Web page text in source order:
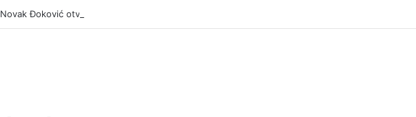
Novak Đoković otvorio dušu: “Taj poraz me uništio”